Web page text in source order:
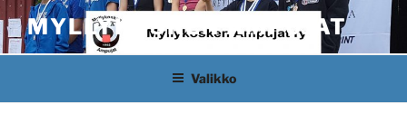
Siirry
sisältöönMYLLYKOSKEN AMPUJAT
Valikko